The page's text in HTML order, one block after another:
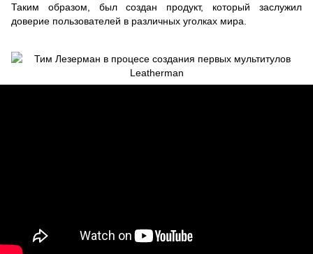
Таким образом, был создан продукт, который заслужил
доверие пользователей в различных уголках мира.